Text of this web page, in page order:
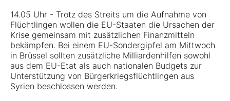
14.05 Uhr - Trotz des Streits um die Aufnahme von
Flüchtlingen wollen die EU-Staaten die Ursachen der
Krise gemeinsam mit zusätzlichen Finanzmitteln
bekämpfen. Bei einem EU-Sondergipfel am Mittwoch
in Brüssel sollten zusätzliche Milliardenhilfen sowohl
aus dem EU-Etat als auch nationalen Budgets zur
Unterstützung von Bürgerkriegsflüchtlingen aus
Syrien beschlossen werden.